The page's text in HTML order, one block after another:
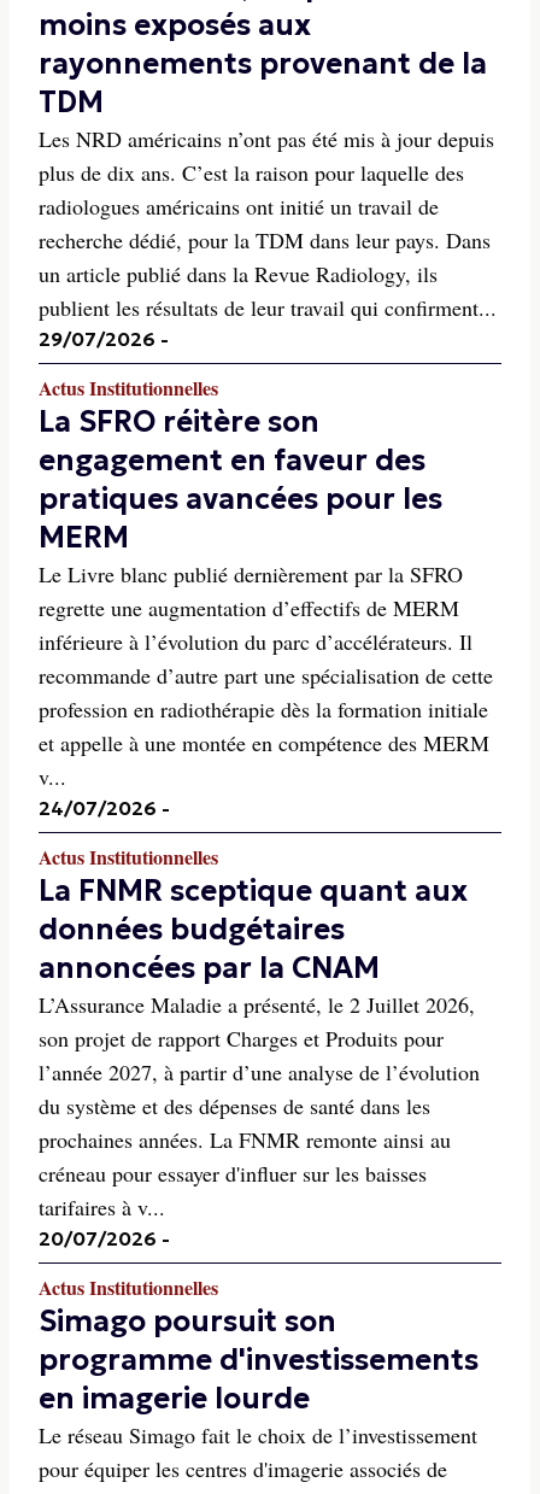
moins exposés aux
rayonnements provenant de la
TDM
Les NRD américains n’ont pas été mis à jour depuis
plus de dix ans. C’est la raison pour laquelle des
radiologues américains ont initié un travail de
recherche dédié, pour la TDM dans leur pays. Dans
un article publié dans la Revue Radiology, ils
publient les résultats de leur travail qui confirment...
29/07/2026 -
Actus Institutionnelles
La SFRO réitère son
engagement en faveur des
pratiques avancées pour les
MERM
Le Livre blanc publié dernièrement par la SFRO
regrette une augmentation d’effectifs de MERM
inférieure à l’évolution du parc d’accélérateurs. Il
recommande d’autre part une spécialisation de cette
profession en radiothérapie dès la formation initiale
et appelle à une montée en compétence des MERM
v...
24/07/2026 -
Actus Institutionnelles
La FNMR sceptique quant aux
données budgétaires
annoncées par la CNAM
L’Assurance Maladie a présenté, le 2 Juillet 2026,
son projet de rapport Charges et Produits pour
l’année 2027, à partir d’une analyse de l’évolution
du système et des dépenses de santé dans les
prochaines années. La FNMR remonte ainsi au
créneau pour essayer d'influer sur les baisses
tarifaires à v...
20/07/2026 -
Actus Institutionnelles
Simago poursuit son
programme d'investissements
en imagerie lourde
Le réseau Simago fait le choix de l’investissement
pour équiper les centres d'imagerie associés de